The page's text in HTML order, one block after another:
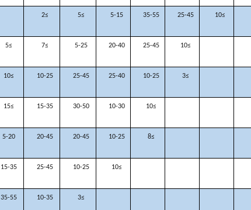
≥10
25-45
35-55
5-15
≥5
≥2
≥10
25-45
20-40
5-25
≥7
≥5
≥3
10-25
25-40
25-45
10-25
≥10
≥10
10-30
30-50
15-35
≥15
≥8
10-25
20-45
20-45
5-20
≥10
10-25
25-45
15-35
≥3
10-35
35-55